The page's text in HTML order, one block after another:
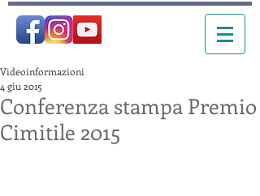
Conferenza stampa Premio
Cimitile 2015
Videoinformazioni
4 giu 2015